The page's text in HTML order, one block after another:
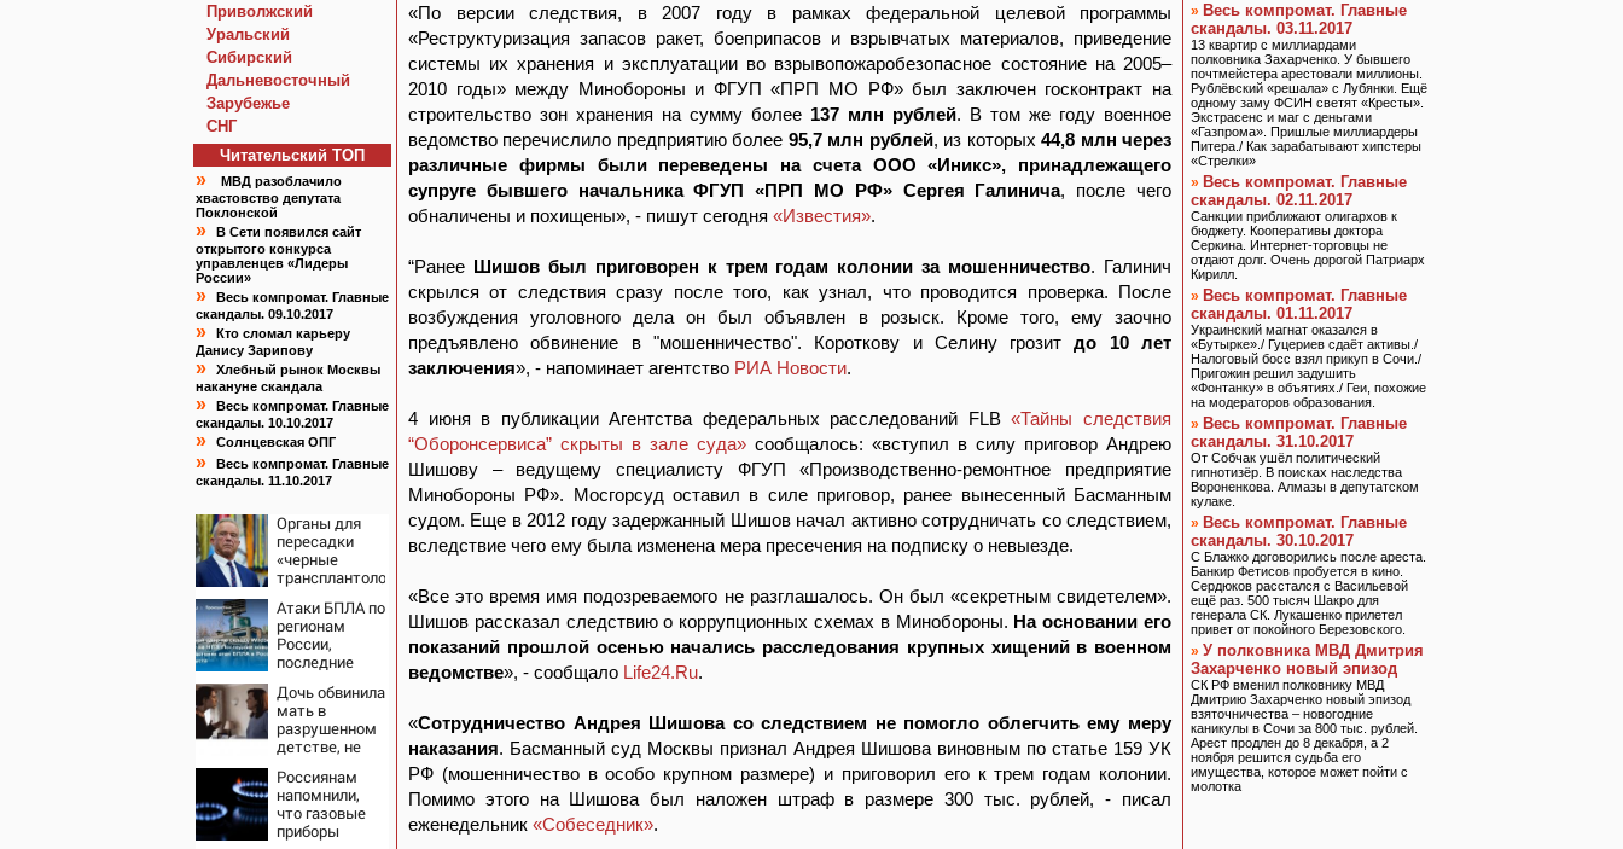
Приволжский
Уральский
Сибирский
Дальневосточный
Зарубежье
СНГ
Читательский TOП
»
МВД разоблачило
хвастовство депутата
Поклонской
»
В Сети появился сайт
открытого конкурса
управленцев «Лидеры
России»
»
Весь компромат. Главные
скандалы. 09.10.2017
»
Кто сломал карьеру
Данису Зарипову
»
Хлебный рынок Москвы
накануне скандала
»
Весь компромат. Главные
скандалы. 10.10.2017
» Солнцевская ОПГ
»
Весь компромат. Главные
скандалы. 11.10.2017
Органы для
пересадки
«черные
трансплантологи»
еще живых
пациентов
Атаки БПЛА по
регионам
России,
последние
августа 2026:
последствия,
атаки на
склады
Wildberries,
состояние
пострадавших
Дочь обвинила
мать в
разрушенном
детстве, не
правды о
своём отце -
история одной
семьи
Россиянам
напомнили,
что газовые
приборы
«По версии следствия, в 2007 году в рамках федеральной целевой программы
«Реструктуризация запасов ракет, боеприпасов и взрывчатых материалов, приведение
системы их хранения и эксплуатации во взрывопожаробезопасное состояние на 2005–
2010 годы» между Минобороны и ФГУП «ПРП МО РФ» был заключен госконтракт на
строительство зон хранения на сумму более 137 млн рублей. В том же году военное
ведомство перечислило предприятию более 95,7 млн рублей, из которых44,8 млн через
различные фирмы были переведены на счета ООО «Иникс», принадлежащего
супруге бывшего начальника ФГУП «ПРП МО РФ» Сергея Галинича, после чего
обналичены и похищены», - пишут сегодня «Известия».
“Ранее Шишов был приговорен к трем годам колонии за мошенничество. Галинич
скрылся от следствия сразу после того, как узнал, что проводится проверка. После
возбуждения уголовного дела он был объявлен в розыск. Кроме того, ему заочно
предъявлено обвинение в "мошенничество". Короткову и Селину грозитдо 10 лет
заключения», - напоминает агентство РИА Новости.
4 июня в публикации Агентства федеральных расследований FLB«Тайны следствия
“Оборонсервиса” скрыты в зале суда» сообщалось: «вступил в силу приговор Андрею
Шишову – ведущему специалисту ФГУП «Производственно-ремонтное предприятие
Минобороны РФ». Мосгорсуд оставил в силе приговор, ранее вынесенный Басманным
судом. Еще в 2012 году задержанный Шишов начал активно сотрудничать со следствием,
вследствие чего ему была изменена мера пресечения на подписку о невыезде.
«Все это время имя подозреваемого не разглашалось. Он был «секретным свидетелем».
Шишов рассказал следствию о коррупционных схемах в Минобороны. На основании его
показаний прошлой осенью начались расследования крупных хищений в военном
ведомстве», - сообщало Life24.Ru.
«Сотрудничество Андрея Шишова со следствием не помогло облегчить ему меру
наказания. Басманный суд Москвы признал Андрея Шишова виновным по статье 159 УК
РФ (мошенничество в особо крупном размере) и приговорил его к трем годам колонии.
Помимо этого на Шишова был наложен штраф в размере 300 тыс. рублей, - писал
еженедельник «Собеседник».
» Весь компромат. Главные
скандалы. 03.11.2017
13 квартир с миллиардами
полковника Захарченко. У бывшего
почтмейстера арестовали миллионы.
Рублёвский «решала» с Лубянки. Ещё
одному заму ФСИН светят «Кресты».
Экстрасенс и маг с деньгами
«Газпрома». Пришлые миллиардеры
Питера./ Как зарабатывают хипстеры
«Стрелки»
» Весь компромат. Главные
скандалы. 02.11.2017
Санкции приближают олигархов к
бюджету. Кооперативы доктора
Серкина. Интернет-торговцы не
отдают долг. Очень дорогой Патриарх
Кирилл.
» Весь компромат. Главные
скандалы. 01.11.2017
Украинский магнат оказался в
«Бутырке»./ Гуцериев сдаёт активы./
Налоговый босс взял прикуп в Сочи./
Пригожин решил задушить
«Фонтанку» в объятиях./ Геи, похожие
на модераторов образования.
» Весь компромат. Главные
скандалы. 31.10.2017
От Собчак ушёл политический
гипнотизёр. В поисках наследства
Вороненкова. Алмазы в депутатском
кулаке.
» Весь компромат. Главные
скандалы. 30.10.2017
С Блажко договорились после ареста.
Банкир Фетисов пробуется в кино.
Сердюков расстался с Васильевой
ещё раз. 500 тысяч Шакро для
генерала СК. Лукашенко прилетел
привет от покойного Березовского.
» У полковника МВД Дмитрия
Захарченко новый эпизод
СК РФ вменил полковнику МВД
Дмитрию Захарченко новый эпизод
взяточничества – новогодние
каникулы в Сочи за 800 тыс. рублей.
Арест продлен до 8 декабря, а 2
ноября решится судьба его
имущества, которое может пойти с
молотка